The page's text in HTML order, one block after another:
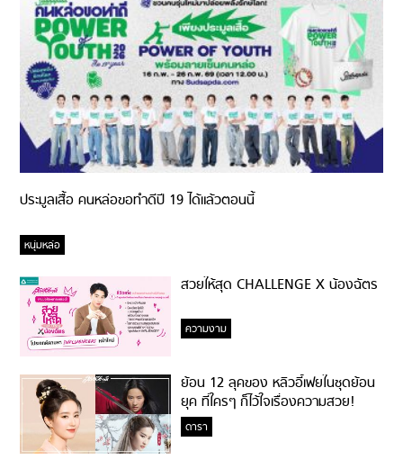
ประมูลเสื้อ คนหล่อขอทำดีปี 19 ได้แล้วตอนนี้
หนุ่มหล่อ
สวยให้สุด CHALLENGE X น้องฉัตร
ความงาม
ย้อน 12 ลุคของ หลิวอี้เฟยในชุดย้อน
ยุค ที่ใครๆ ก็ไว้ใจเรื่องความสวย!
ดารา